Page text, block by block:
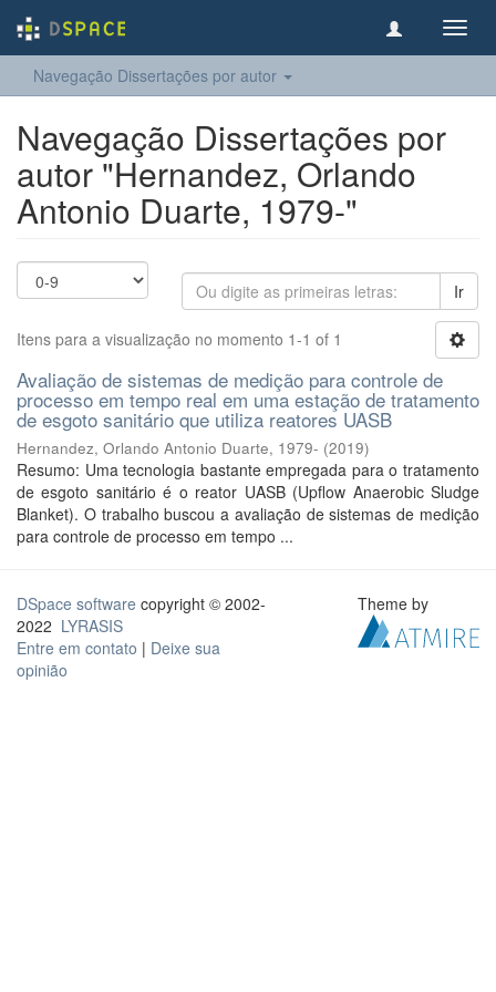
Navegação Dissertações por autor
Navegação Dissertações por
autor "Hernandez, Orlando
Antonio Duarte, 1979-"
Ir
Itens para a visualização no momento 1-1 of 1
Avaliação de sistemas de medição para controle de
processo em tempo real em uma estação de tratamento
de esgoto sanitário que utiliza reatores UASB
Hernandez, Orlando Antonio Duarte, 1979- (2019)
Resumo: Uma tecnologia bastante empregada para o tratamento
de esgoto sanitário é o reator UASB (Upflow Anaerobic Sludge
Blanket). O trabalho buscou a avaliação de sistemas de medição
para controle de processo em tempo ...
DSpace software copyright © 2002-
2022 LYRASIS
Entre em contato | Deixe sua
opinião
Theme by